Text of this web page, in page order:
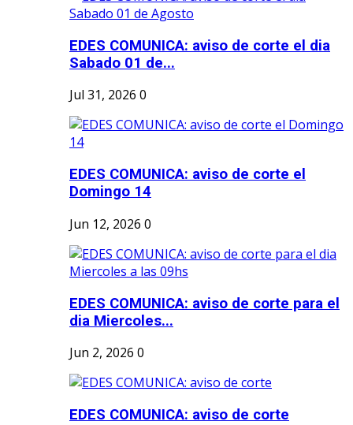
EDES COMUNICA: aviso de corte el dia
Sabado 01 de...
Jul 31, 2026 0
EDES COMUNICA: aviso de corte el
Domingo 14
Jun 12, 2026 0
EDES COMUNICA: aviso de corte para el
dia Miercoles...
Jun 2, 2026 0
EDES COMUNICA: aviso de corte